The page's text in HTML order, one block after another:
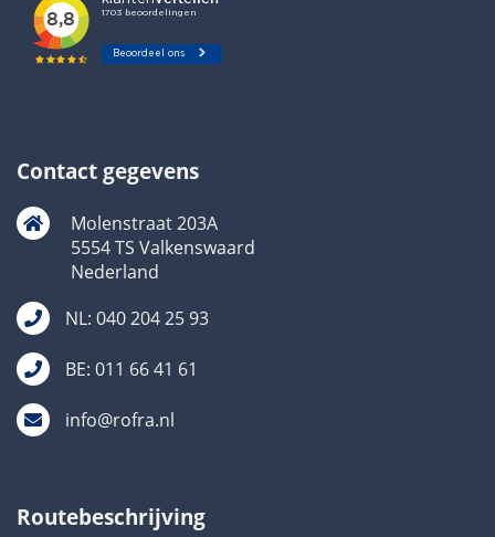
Contact gegevens
Molenstraat 203A
5554 TS Valkenswaard
Nederland
NL: 040 204 25 93
BE: 011 66 41 61
info@rofra.nl
Routebeschrijving